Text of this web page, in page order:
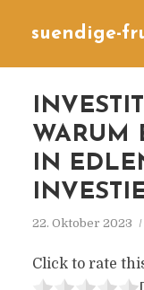
suendige-
WARUM
IN
22. Oktober 2023
Click to rate